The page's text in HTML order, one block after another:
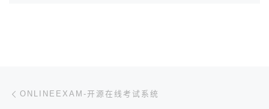
文章导航
ONLINEEXAM-开源在线考试系统